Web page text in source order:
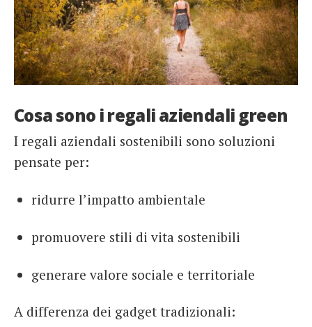
Cosa sono i regali aziendali green
I regali aziendali sostenibili sono soluzioni
pensate per:
ridurre l’impatto ambientale
promuovere stili di vita sostenibili
generare valore sociale e territoriale
A differenza dei gadget tradizionali: